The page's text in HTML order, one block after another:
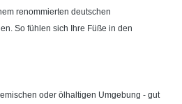
renommierten deutschen
So fühlen sich Ihre Füße in den
oder ölhaltigen Umgebung - gut